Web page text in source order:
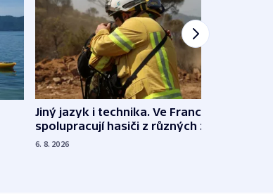
Jiný jazyk i technika. Ve Francii
spolupracují hasiči z různých zemí
6. 8. 2026